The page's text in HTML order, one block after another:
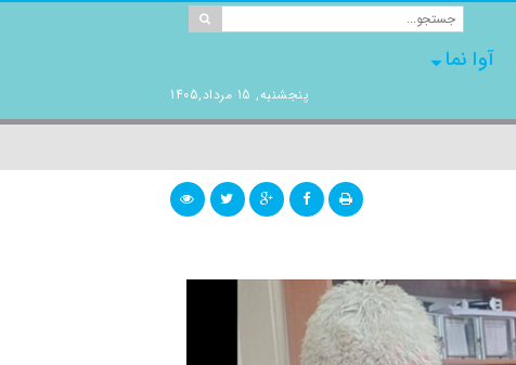
پنجشنبه, 15 مرداد,1405
آوا نما